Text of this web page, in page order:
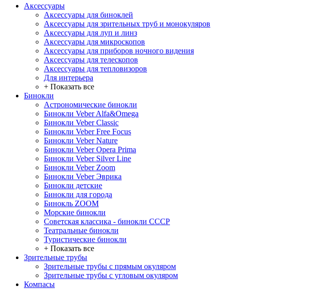
Аксессуары
Аксессуары для биноклей
Аксессуары для зрительных труб и монокуляров
Аксессуары для луп и линз
Аксессуары для микроскопов
Аксессуары для приборов ночного видения
Аксессуары для телескопов
Аксессуары для тепловизоров
Для интерьера
+ Показать все
Бинокли
Астрономические бинокли
Бинокли Veber Alfa&Omega
Бинокли Veber Classic
Бинокли Veber Free Focus
Бинокли Veber Nature
Бинокли Veber Opera Prima
Бинокли Veber Silver Line
Бинокли Veber Zoom
Бинокли Veber Эврика
Бинокли детские
Бинокли для города
Бинокль ZOOM
Морские бинокли
Советская классика - бинокли СССР
Театральные бинокли
Туристические бинокли
+ Показать все
Зрительные трубы
Зрительные трубы с прямым окуляром
Зрительные трубы с угловым окуляром
Компасы